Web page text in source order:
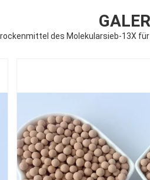
des Molekularsieb-13X